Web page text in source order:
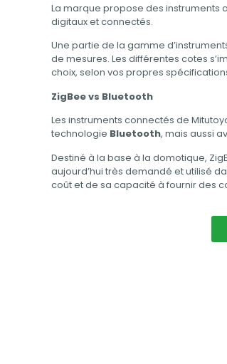
La marque propose des instruments
digitaux et connectés.
Une partie de la gamme
de mesures. Les différentes cotes
choix, selon vos propres
ZigBee vs Bluetooth
Les instruments connectés de
technologie Bluetooth, mais aussi
Destiné à la base à la domotique,
aujourd’hui très demandé et utilisé
coût et de sa capacité à fournir des